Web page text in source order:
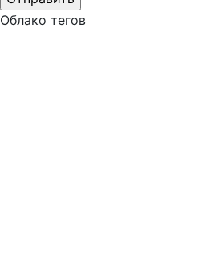
Облако тегов